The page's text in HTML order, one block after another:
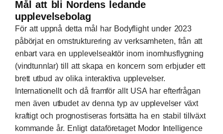
Mål att bli Nordens ledande
upplevelsebolag
För att uppnå detta mål har Bodyflight under 2023
påbörjat en omstrukturering av verksamheten, från att
enbart vara en upplevelseaktör inom inomhusflygning
(vindtunnlar) till att skapa en koncern som erbjuder ett
brett utbud av olika interaktiva upplevelser.
Internationellt och då framför allt USA har efterfrågan
men även utbudet av denna typ av upplevelser växt
kraftigt och prognostiseras fortsätta ha en stabil tillväxt
kommande år. Enligt dataföretaget Modor Intelligence